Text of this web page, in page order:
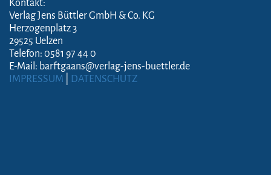
Kontakt:
Verlag Jens Büttler GmbH & Co. KG
Herzogenplatz 3
29525 Uelzen
Telefon: 0581 97 44 0
E-Mail: barftgaans@verlag-jens-buettler.de
IMPRESSUM
DATENSCHUTZ